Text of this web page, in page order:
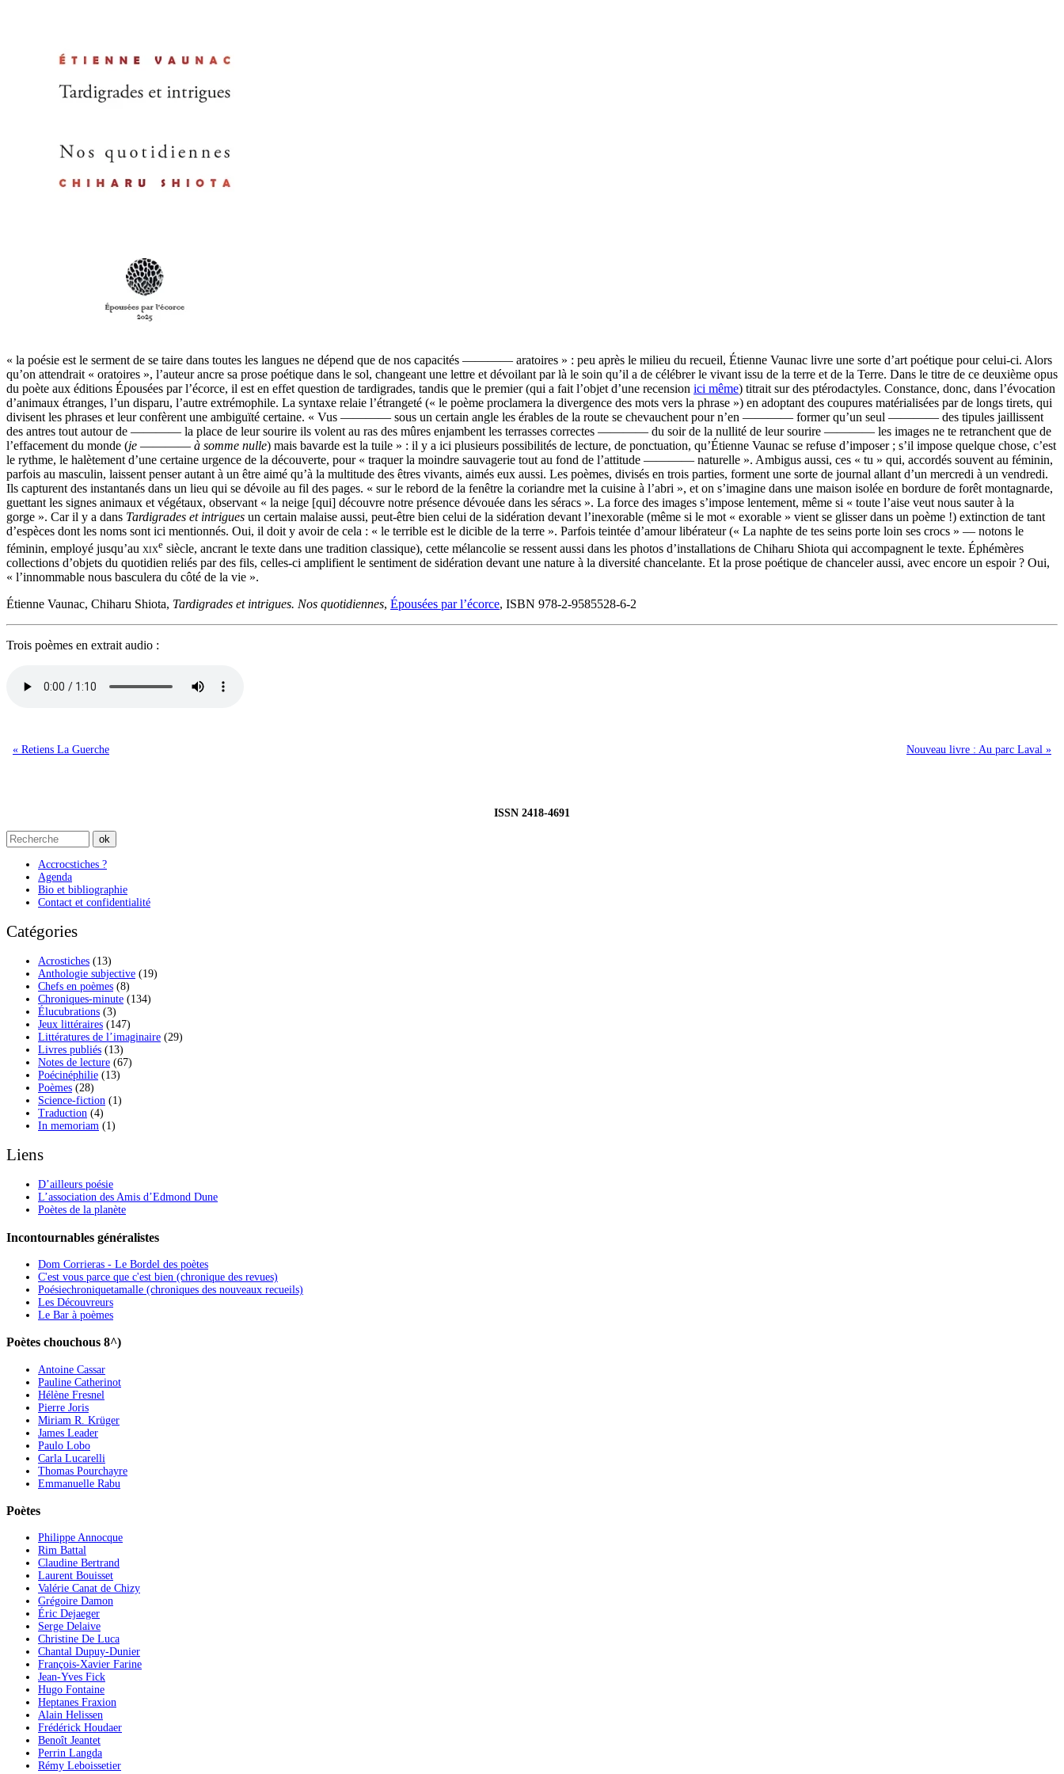
« la poésie est le serment de se taire dans toutes les langues ne dépend que de nos capacités ———— aratoires » : peu après le milieu du recueil, Étienne Vaunac livre une sorte d’art poétique pour celui-ci. Alors
qu’on attendrait « oratoires », l’auteur ancre sa prose poétique dans le sol, changeant une lettre et dévoilant par là le soin qu’il a de célébrer le vivant issu de la terre et de la Terre. Dans le titre de ce deuxième opus
du poète aux éditions Épousées par l’écorce, il est en effet question de tardigrades, tandis que le premier (qui a fait l’objet d’une recension ici même) titrait sur des ptérodactyles. Constance, donc, dans l’évocation
d’animaux étranges, l’un disparu, l’autre extrémophile. La syntaxe relaie l’étrangeté (« le poème proclamera la divergence des mots vers la phrase ») en adoptant des coupures matérialisées par de longs tirets, qui
divisent les phrases et leur confèrent une ambiguïté certaine. « Vus ———— sous un certain angle les érables de la route se chevauchent pour n’en ———— former qu’un seul ———— des tipules jaillissent
des antres tout autour de ———— la place de leur sourire ils volent au ras des mûres enjambent les terrasses correctes ———— du soir de la nullité de leur sourire ———— les images ne te retranchent que de
l’effacement du monde (je ———— à somme nulle) mais bavarde est la tuile » : il y a ici plusieurs possibilités de lecture, de ponctuation, qu’Étienne Vaunac se refuse d’imposer ; s’il impose quelque chose, c’est
le rythme, le halètement d’une certaine urgence de la découverte, pour « traquer la moindre sauvagerie tout au fond de l’attitude ———— naturelle ». Ambigus aussi, ces « tu » qui, accordés souvent au féminin,
parfois au masculin, laissent penser autant à un être aimé qu’à la multitude des êtres vivants, aimés eux aussi. Les poèmes, divisés en trois parties, forment une sorte de journal allant d’un mercredi à un vendredi.
Ils capturent des instantanés dans un lieu qui se dévoile au fil des pages. « sur le rebord de la fenêtre la coriandre met la cuisine à l’abri », et on s’imagine dans une maison isolée en bordure de forêt montagnarde,
guettant les signes animaux et végétaux, observant « la neige [qui] découvre notre présence dévouée dans les séracs ». La force des images s’impose lentement, même si « toute l’aise veut nous sauter à la
gorge ». Car il y a dans Tardigrades et intrigues un certain malaise aussi, peut-être bien celui de la sidération devant l’inexorable (même si le mot « exorable » vient se glisser dans un poème !) extinction de tant
d’espèces dont les noms sont ici mentionnés. Oui, il doit y avoir de cela : « le terrible est le dicible de la terre ». Parfois teintée d’amour libérateur (« La naphte de tes seins porte loin ses crocs » — notons le
féminin, employé jusqu’au xixe siècle, ancrant le texte dans une tradition classique), cette mélancolie se ressent aussi dans les photos d’installations de Chiharu Shiota qui accompagnent le texte. Éphémères
collections d’objets du quotidien reliés par des fils, celles-ci amplifient le sentiment de sidération devant une nature à la diversité chancelante. Et la prose poétique de chanceler aussi, avec encore un espoir ? Oui,
« l’innommable nous basculera du côté de la vie ».
Étienne Vaunac, Chiharu Shiota, Tardigrades et intrigues. Nos quotidiennes, Épousées par l’écorce, ISBN 978-2-9585528-6-2
Trois poèmes en extrait audio :
« Retiens La Guerche Nouveau livre : Au parc Laval »
ISSN 2418-4691
Accrocstiches ?
Agenda
Bio et bibliographie
Contact et confidentialité
Catégories
Acrostiches (13)
Anthologie subjective (19)
Chefs en poèmes (8)
Chroniques-minute (134)
Élucubrations (3)
Jeux littéraires (147)
Littératures de l’imaginaire (29)
Livres publiés (13)
Notes de lecture (67)
Poécinéphilie (13)
Poèmes (28)
Science-fiction (1)
Traduction (4)
In memoriam (1)
Liens
D’ailleurs poésie
L’association des Amis d’Edmond Dune
Poètes de la planète
Incontournables généralistes
Dom Corrieras - Le Bordel des poètes
C'est vous parce que c'est bien (chronique des revues)
Poésiechroniquetamalle (chroniques des nouveaux recueils)
Les Découvreurs
Le Bar à poèmes
Poètes chouchous 8^)
Antoine Cassar
Pauline Catherinot
Hélène Fresnel
Pierre Joris
Miriam R. Krüger
James Leader
Paulo Lobo
Carla Lucarelli
Thomas Pourchayre
Emmanuelle Rabu
Poètes
Philippe Annocque
Rim Battal
Claudine Bertrand
Laurent Bouisset
Valérie Canat de Chizy
Grégoire Damon
Éric Dejaeger
Serge Delaive
Christine De Luca
Chantal Dupuy-Dunier
François-Xavier Farine
Jean-Yves Fick
Hugo Fontaine
Heptanes Fraxion
Alain Helissen
Frédérick Houdaer
Benoît Jeantet
Perrin Langda
Rémy Leboissetier